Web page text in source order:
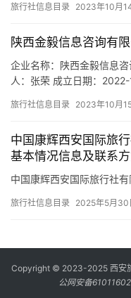
91610000220593186K 注
范围…
旅行社信息目录 2023年10月
陕西金毅信息咨询有
企业名称：陕西金毅信息
人：张荣 成立日期：
91610115MAC3U9TA6L
务；技术服务、技术开发
旅行社信息目录 2023年10月
中国康辉西安国际旅
基本情况信息及联系
中国康辉西安国际旅行社
旅行社信息目录 2025年5月30
Copyright © 2023-2025 西安
公网安备